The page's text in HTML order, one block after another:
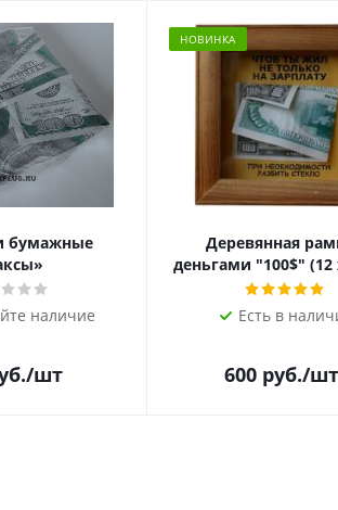
бумажные
наличие
/шт
НОВИНКА
Деревянная
деньгами "100$" (12
Есть в
600 руб./шт